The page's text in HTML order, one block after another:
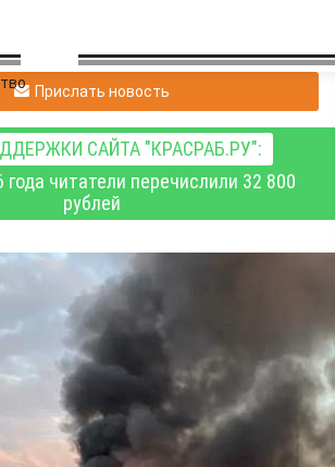
Прислать новость
САЙТА "КРАСРАБ.РУ":
года читатели перечислили 32 800
рублей
крае
в
к счастью, не
и